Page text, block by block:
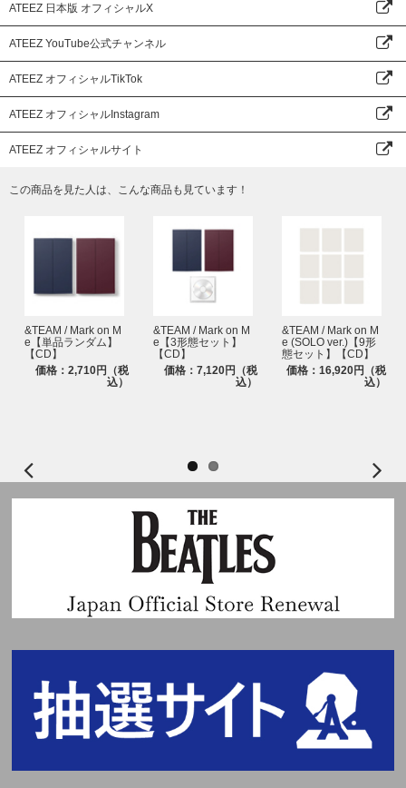
ATEEZ 日本版 オフィシャルX
ATEEZ YouTube公式チャンネル
ATEEZ オフィシャルTikTok
ATEEZ オフィシャルInstagram
ATEEZ オフィシャルサイト
この商品を見た人は、こんな商品も見ています！
&TEAM / Mark on M
e【単品ランダム】
【CD】
価格：2,710円（税
込）
&TEAM / Mark on M
e【3形態セット】
【CD】
価格：7,120円（税
込）
&TEAM / Mark on M
e (SOLO ver.)【9形
態セット】【CD】
価格：16,920円（税
込）